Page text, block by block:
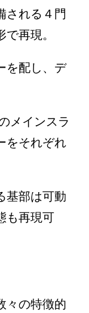
される４門
再現。
を配し、デ
メインスラ
をそれぞれ
部は可動
も再現可
々の特徴的